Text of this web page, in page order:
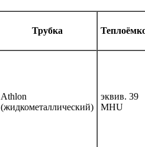
Трубка
Athlon
(жидкометаллический)
эквив. 39
MHU